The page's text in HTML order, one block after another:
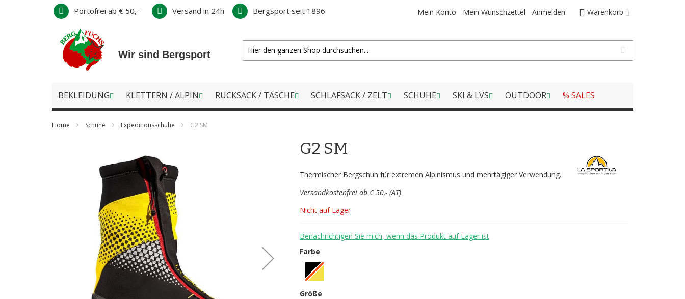
Direkt
Inhalt
Warenkorb
Mein Konto Mein Wunschzettel Anmelden
Portofrei ab € 50,- Versand in 24h Bergsport seit 1896
Wir sind Bergsport
BEKLEIDUNG KLETTERN / ALPIN RUCKSACK / TASCHE SCHLAFSACK / ZELT SCHUHE SKI & LVS OUTDOOR % SALES
Home Schuhe Expeditionsschuhe G2 SM
G2 SM
Thermischer Bergschuh für extremen Alpinismus und mehrtägiger Verwendung.
Versandkostenfrei ab € 50,- (AT)
Nicht auf Lager
Benachrichtigen Sie mich, wenn das Produkt auf Lager ist
Farbe
Größe